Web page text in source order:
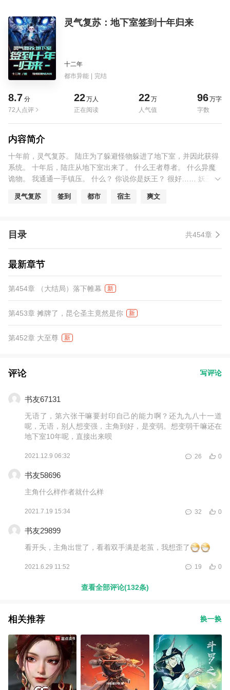
灵气复苏：地下室签到十年归来
十二年
都市异能 | 完结
8.7 分
72人点评
22万人
正在阅读
22万
人气值
96万字
字数
内容简介
十年前，灵气复苏。 陆庄为了躲避怪物躲进了地下室，并因此获得
系统。 十年后，陆庄从地下室出来了。 什么王者尊者。 什么异魔
诡物。 我通通一手镇压。 什么？ 你说你是妖王？ 很好…… 妖王这
灵气复苏 签到 都市 宿主 爽文
目录 共454章
最新章节
第454章 （大结局）落下帷幕 新
第453章 摊牌了，昆仑圣主竟然是你 新
第452章 大至尊 新
评论 写评论
书友67131
无语了，第六张干嘛要封印自己的能力啊？还九九八十一道
呢，无语，别人想变强，主角到好，是变弱。想变弱干嘛还在
地下室10年呢，直接出来呗
2021.12.9 06:32 0
26
书友58696
主角什么样作者就什么样
2021.7.19 15:34 0
32
书友29899
看开头，主角出世了，看着双手满是老茧，我想歪了
2021.6.29 11:52 0
19
查看全部评论(132条)
相关推荐 换一换